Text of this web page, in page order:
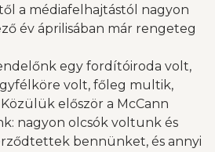
a médiafelhajtástól nagyon
év áprilisában már rengeteg
egy fordítóiroda volt,
volt, főleg multik,
először a McCann
nagyon olcsók voltunk és
bennünket, és annyi